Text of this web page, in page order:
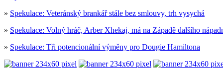
» Spekulace: Veteránský brankář stále bez smlouvy, trh vysychá
» Spekulace: Volný hráč, Arber Xhekaj, má na Západě dalšího
» Spekulace: Tři potencionální výměny pro Dougie Hamiltona